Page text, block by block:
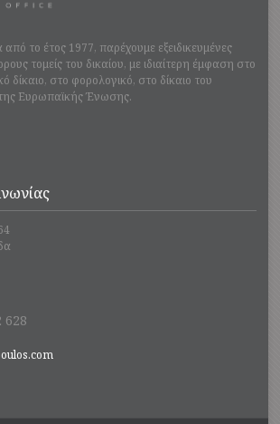
το έτος 1977, παρέχουμε εξειδικευμένες
τομείς του δικαίου, με ιδιαίτερη έμφαση στο
δίκαιο, στο φορολογικό, στο δίκαιο του
Ευρωπαϊκής Ένωσης.
628